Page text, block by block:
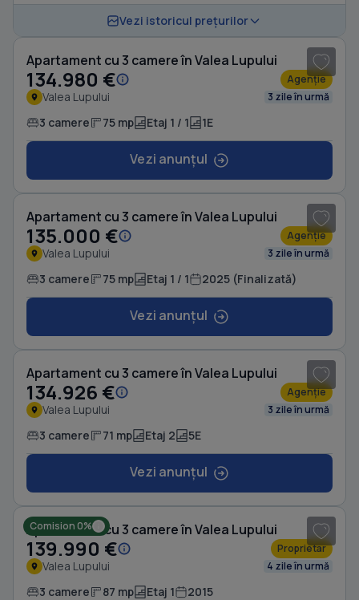
Vezi istoricul prețurilor
Apartament cu 3 camere în Valea Lupului
134.980 € Agenție
Valea Lupului 3 zile în urmă
3 camere 75 mp Etaj 1 / 1 1E
Vezi anunțul
Apartament cu 3 camere în Valea Lupului
135.000 € Agenție
Valea Lupului 3 zile în urmă
3 camere 75 mp Etaj 1 / 1 2025 (Finalizată)
Vezi anunțul
Apartament cu 3 camere în Valea Lupului
134.926 € Agenție
Valea Lupului 3 zile în urmă
3 camere 71 mp Etaj 2 5E
Vezi anunțul
Comision 0%
Apartament cu 3 camere în Valea Lupului
139.990 € Proprietar
Valea Lupului 4 zile în urmă
3 camere 87 mp Etaj 1 2015